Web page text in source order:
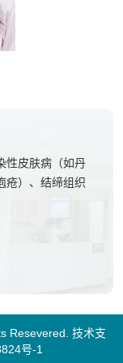
性皮肤病（如丹
疮）、结缔组织
Resevered. 技术支
号-1